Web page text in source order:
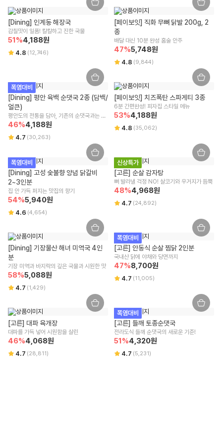
해당사항 없음
수입식품에 해당하는 경우 "식품위생법에 따른 수입신고를 필함"의 문구
해당사항 없음
윙잇 고객센터 : 1599-3108
알레르기 유발물질 표시
상세페이지 하단 참고
택배사
CJ대한통운
훼손된 경우 (단, 내용 확인을 위한 포장 개봉은 예외) 교환/반품 신청이 어
시간 경과에 따라 상품 등의 가치가 현저히 감소하여 재판매가 불가능한
경우 교환/반품 신청이 어렵습니다.
구매한 상품의 구성품이 누락된 경우(세트 상품,초특가상품등 포함) 교
환/반품은 신청이 어렵습니다.
기타, 상품의 교환, 상품 결함 등의 보상은 소비자분쟁해결기준(공정거래
위원회 고시)에 의해 안내를 드립니다.
교환/반품 방법 안내
리빙/실온 상품에 한 해 받으신 날부터 7일 이내 교환/반품이 가능하며, 윙
잇 또는 위수탁 업체에 문의가 필요합니다.
사이즈/색상/옵션 등 단순 변심/주문 착오로 인한 교환/반품 비용은 고객
부담입니다.
단, 회수된 상품 상태에 따라 교환/반품 가능 여부가 달라질 수 있는 점 양
해 부탁드립니다.
구매 시 선택한 옵션과 수량 또는 프로모션 적용 여부에 따라 교환/반품 배
송비가 변경될 수 있습니다.
교환/반품(왕복) 배송비 : 8,000원
제주/도서산간 지역은 추가 운임이 발생할 수 있습니다.
주문/결제 취소 안내
주문 취소
주문 상태와 주문 마감 시간에 따라 취소 가능 여부가 달라지며, [배송준비
중] 상태에서는 상품 포장 및 출고 작업이 진행 중이므로 취소가 어려운 점
양해 부탁드립니다.
주문 후 부분 취소/옵션/수량 변경은 어려우며 전체 취소 후 재주문이 필요
합니다.
결제 승인 취소/환불
결제 승인 취소 시 주문 금액으로 환불이 진행되며, 3영업일 내 결제사에
사용하신 적립금과 쿠폰의 복원은 적용된 혜택 조건에 따라 상이할 수 있
습니다.
환불은 결제사 정책에 따르며, 자세한 환불 사항은 결제사에 문의 부탁드
립니다.
배송
[Dining] 인계동 해장국
감칠맛이 일품! 칼칼하고 진한 국물
51%4,188원
4.8 (12,746)
[페이보잇] 직화 무뼈 닭발 200g, 2
종
배달 대신 10분 완성 홈술 안주
47%5,748원
4.8 (9,844)
폭염대비
[Dining] 평안 육백 순댓국 2종 (담백/
얼큰)
평안도의 전통을 담아, 기존의 순댓국과는 비
교 불가!
46%4,188원
4.7 (30,263)
[페이보잇] 치즈폭탄 스파게티 3종
6분 간편완성! 피자집 스타일 메뉴
53%4,188원
4.8 (35,062)
폭염대비
[Dining] 고성 숯불향 양념 닭갈비
2~3인분
집 안 가득 퍼지는 맛집의 향기
54%5,940원
4.6 (4,654)
신상특가
[고른] 순살 감자탕
뼈 발라낼 걱정 NO! 살코기와 우거지가 듬뿍
48%4,968원
4.7 (24,892)
[Dining] 기장물산 해녀 미역국 4인
분
기장 미역과 바지락의 깊은 국물과 시원한 맛
58%5,088원
4.7 (1,429)
폭염대비
[고른] 안동식 순살 찜닭 2인분
국내산 닭에 야채와 당면까지
47%8,700원
4.7 (11,005)
[고른] 대파 육개장
대파를 가득 넣어 시원함을 살린
46%4,068원
4.7 (28,811)
폭염대비
[고른] 들깨 토종순댓국
전라도식 들깨 순댓국의 새로운 기준!
51%4,320원
4.7 (5,231)